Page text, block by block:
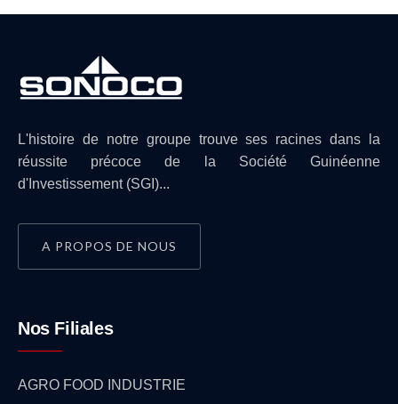
L'histoire de notre groupe trouve ses racines dans la
réussite précoce de la Société Guinéenne
d'Investissement (SGI)...
A PROPOS DE NOUS
Nos Filiales
AGRO FOOD INDUSTRIE